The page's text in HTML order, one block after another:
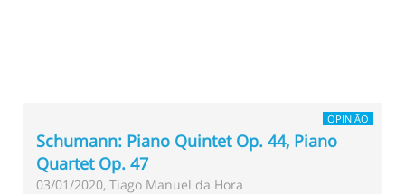
OPINIÃO
Schumann: Piano Quintet Op. 44, Piano
Quartet Op. 47
03/01/2020, Tiago Manuel da Hora